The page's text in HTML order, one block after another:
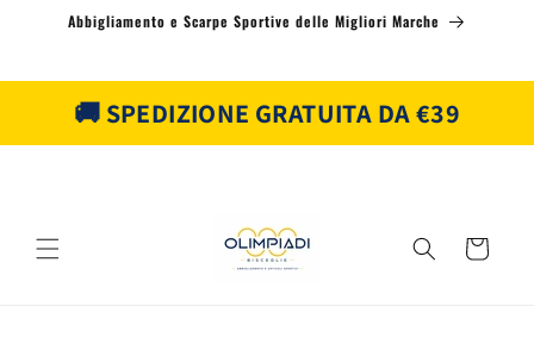
direttamente
Abbigliamento e Scarpe Sportive delle Migliori Marche
🚚 SPEDIZIONE GRATUITA DA €39
Carrello